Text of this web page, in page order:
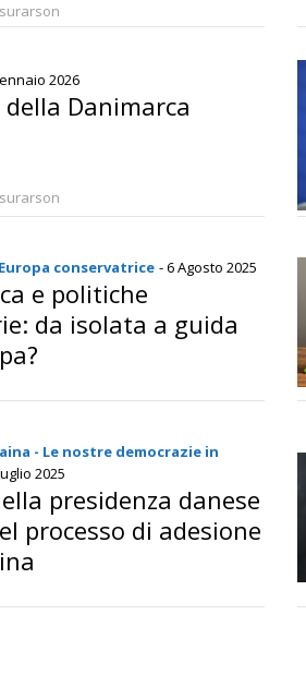
2026
Danimarca
conservatrice - 6 Agosto 2025
e politiche
da isolata a guida
- Le nostre democrazie in
2025
presidenza danese
processo di adesione